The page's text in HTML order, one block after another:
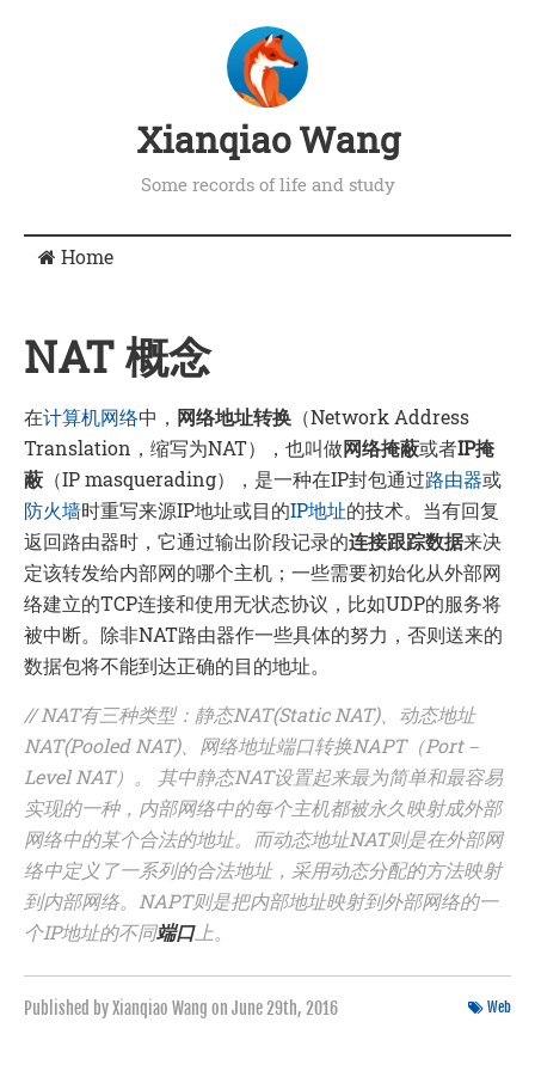
Xianqiao Wang
Some records of life and study
Home
NAT 概念
在计算机网络中， 网络地址转换 （Network Address
Translation ，缩写为NAT），也叫做网络掩蔽或者IP掩
蔽 （IP masquerading），是一种在IP封包通过路由器或
防火墙时重写来源IP地址或目的IP地址的技术。当有回复
返回路由器时，它通过输出阶段记录的连接跟踪数据来决
定该转发给内部网的哪个主机；一些需要初始化从外部网
络建立的TCP连接和使用无状态协议，比如UDP的服务将
被中断。除非NAT路由器作一些具体的努力，否则送来的
数据包将不能到达正确的目的地址。
// NAT有三种类型：静态NAT(Static NAT)、动态地址
NAT(Pooled NAT)、网络地址端口转换NAPT（Port－
Level NAT）。 其中静态NAT设置起来最为简单和最容易
实现的一种，内部网络中的每个主机都被永久映射成外部
网络中的某个合法的地址。而动态地址NAT则是在外部网
络中定义了一系列的合法地址，采用动态分配的方法映射
到内部网络。NAPT则是把内部地址映射到外部网络的一
个IP地址的不同端口上。
Published by Xianqiao Wang on June 29th, 2016 Web